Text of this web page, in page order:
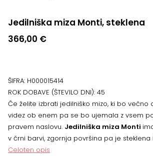
Jedilniška miza Monti, steklena
366,00 €
ŠIFRA: H000015414
ROK DOBAVE (ŠTEVILO DNI): 45
Če želite izbrati jedilniško mizo, ki bo
videz ob enem pa se bo ujemala z vsem
pravem naslovu. Jedilniška miza Monti
v črni barvi, zgornja površina pa je steklena
Celoten opis